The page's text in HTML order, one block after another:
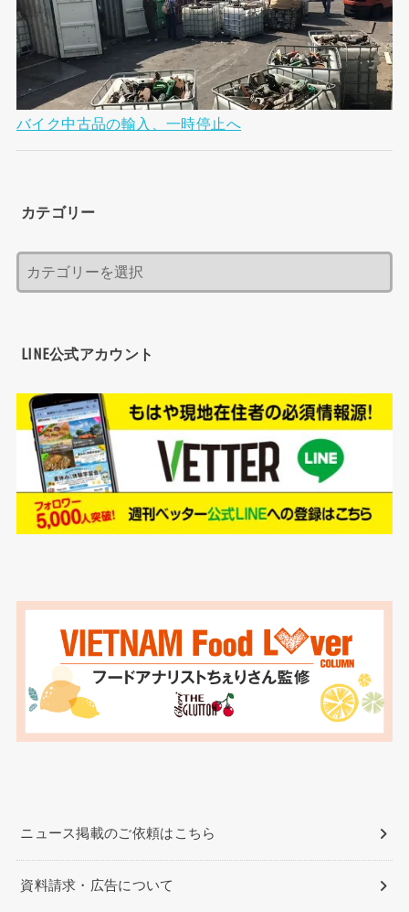
バイク中古品の輸入、一時停止へ
カテゴリー
LINE公式アカウント
ニュース掲載のご依頼はこちら
資料請求・広告について